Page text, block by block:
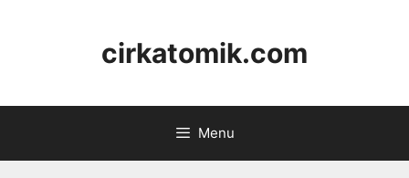
cirkatomik.com
Menu